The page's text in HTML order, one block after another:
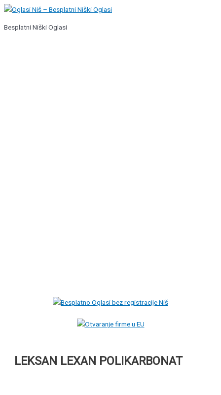
Pređi
sadržaj
Besplatni Niški Oglasi
LEKSAN LEXAN POLIKARBONAT